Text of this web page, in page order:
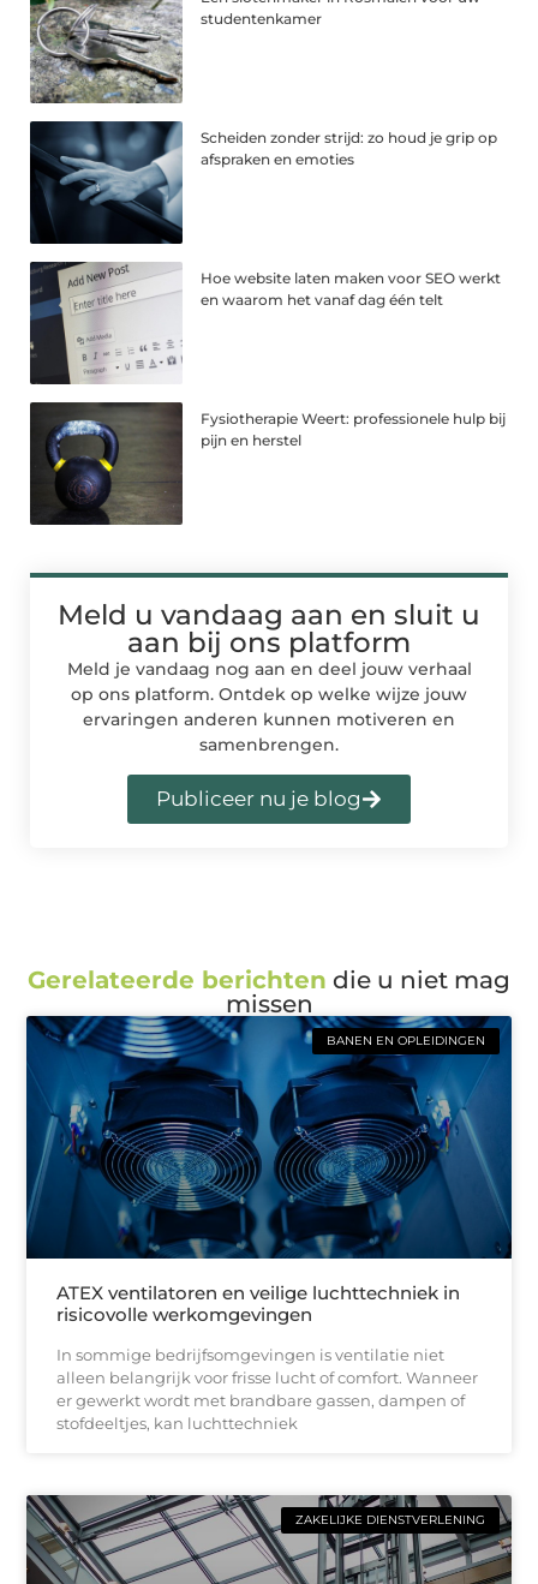
studentenkamer
Scheiden zonder strijd: zo houd je grip op
afspraken en emoties
Hoe website laten maken voor SEO werkt
en waarom het vanaf dag één telt
Fysiotherapie Weert: professionele hulp bij
pijn en herstel
Meld u vandaag aan en sluit u
aan bij ons platform
Meld je vandaag nog aan en deel jouw verhaal
op ons platform. Ontdek op welke wijze jouw
ervaringen anderen kunnen motiveren en
samenbrengen.
Publiceer nu je blog
Gerelateerde berichten die u niet mag
missen
BANEN EN OPLEIDINGEN
ATEX ventilatoren en veilige luchttechniek in
risicovolle werkomgevingen
In sommige bedrijfsomgevingen is ventilatie niet
alleen belangrijk voor frisse lucht of comfort. Wanneer
er gewerkt wordt met brandbare gassen, dampen of
stofdeeltjes, kan luchttechniek
ZAKELIJKE DIENSTVERLENING